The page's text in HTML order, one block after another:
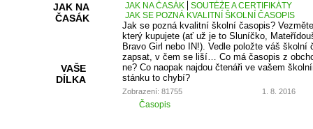
JAK NA
ČASÁK
VAŠE
DÍLKA
JAK NA ČASÁK
SOUTĚŽE A CERTIFIKÁTY
JAK SE POZNÁ KVALITNÍ ŠKOLNÍ ČASOPIS
Jak se pozná kvalitní školní časopis?
který kupujete (ať už je to Sluníčko,
Bravo Girl nebo IN!). Vedle položte váš
zapsat, v čem se liší… Co má časopis z
ne? Co naopak najdou čtenáři ve vašem
stánku to chybí?
Zobrazení: 81755 1. 8. 2016
Časopis